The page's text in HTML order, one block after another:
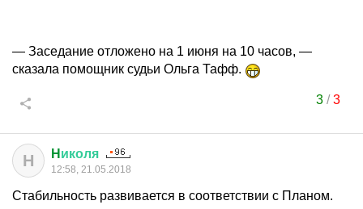
— Заседание отложено на 1 июня на 10 часов, —
сказала помощник судьи Ольга Тафф.
3/3
H H иколя
12:58, 21.05.2018
Стабильность развивается в соответствии с Планом.